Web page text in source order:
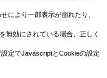
により一部表示が崩れたり、
無効にされている場合、正しく
定でJavascriptとCookieの設定